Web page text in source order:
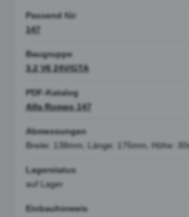
Passend für
147
Baugruppe
3.2 V6 24V/GTA
PDF-Katalog
Alfa Romeo 147
Abmessungen
Breite: 138mm, Länge: 175mm, Höhe:
Lagerstatus
auf Lager
Einbauhinweis